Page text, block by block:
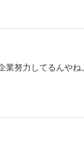
努力してるんやね。